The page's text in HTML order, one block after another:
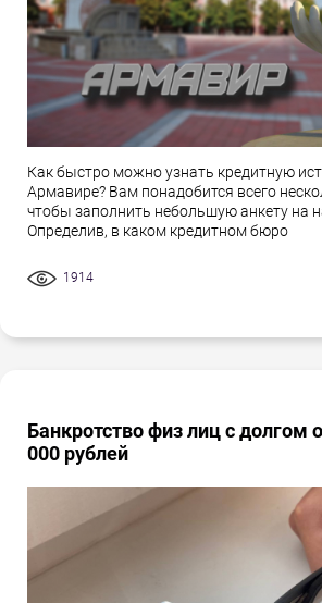
Как быстро можно узнать кредитную
Армавире? Вам понадобится всего
чтобы заполнить небольшую анкету на
Определив, в каком кредитном бюро
1914
Банкротство физ лиц с долгом
000 рублей